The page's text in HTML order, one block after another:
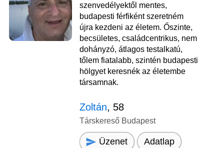
szenvedélyektől mentes,
budapesti férfiként szeretném
újra kezdeni az életem. Őszinte,
becsületes, családcentrikus, nem
dohányzó, átlagos testalkatú,
tőlem fiatalabb, szintén budapesti
hölgyet keresnék az életembe
társamnak.
Zoltán, 58
Társkereső Budapest
Üzenet Adatlap